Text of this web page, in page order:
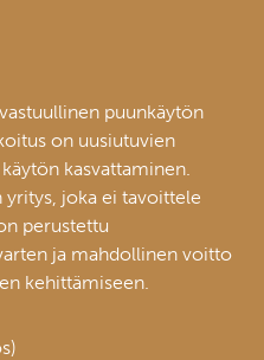
puunkäytön
on uusiutuvien
kasvattaminen.
joka ei tavoittele
perustettu
ja mahdollinen voitto
kehittämiseen.